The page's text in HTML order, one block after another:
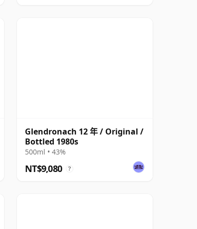
Glendronach 12 年 / Original /
Bottled 1980s
500ml • 43%
NT$9,080 ?